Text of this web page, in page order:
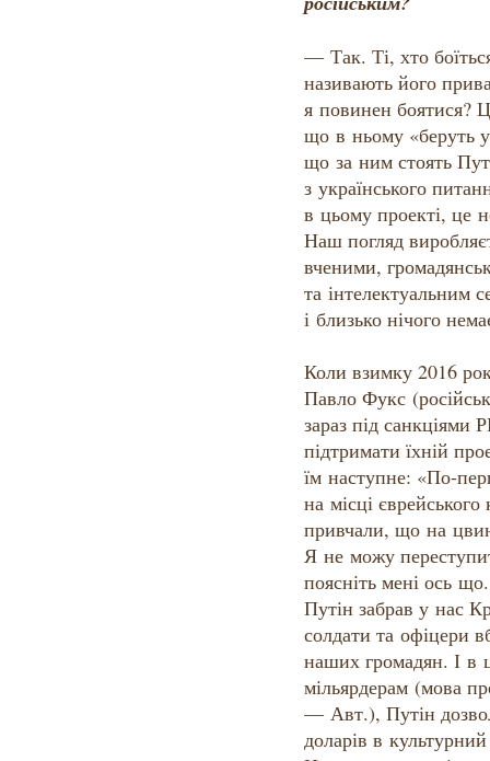
— Так. Ті, хто
називають його
я повинен боятися?
що в ньому «беруть
що за ним стоять
з українського
в цьому проекті, це
Наш погляд
вченими,
та інтелектуальним
і близько нічого
Коли взимку 2016
Павло Фукс
зараз під
підтримати їхній
їм наступне: «По-
на місці
привчали, що на
Я не можу
поясніть мені ось
Путін забрав у нас
солдати та офіцери
наших громадян. І в
мільярдерам (мова
— Авт.), Путін
доларів в